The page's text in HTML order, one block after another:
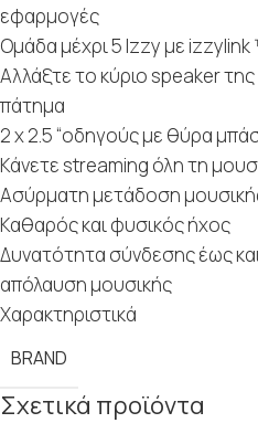
εφαρμογές
Ομάδα μέχρι 5 Izzy με
Αλλάξτε το κύριο speaker
πάτημα
2 x 2.5 “οδηγούς με θύρα
Κάνετε streaming όλη τη
Ασύρματη μετάδοση
Καθαρός και φυσικός ήχος
Δυνατότητα σύνδεσης έως
απόλαυση μουσικής
Χαρακτηριστικά
BRAND
Σχετικά προϊόντα